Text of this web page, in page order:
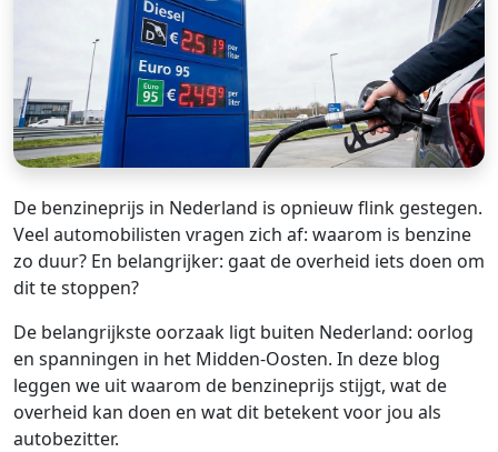
De benzineprijs in Nederland is opnieuw flink gestegen.
Veel automobilisten vragen zich af: waarom is benzine
zo duur? En belangrijker: gaat de overheid iets doen om
dit te stoppen?
De belangrijkste oorzaak ligt buiten Nederland: oorlog
en spanningen in het Midden-Oosten. In deze blog
leggen we uit waarom de benzineprijs stijgt, wat de
overheid kan doen en wat dit betekent voor jou als
autobezitter.